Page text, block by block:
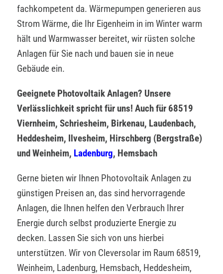
fachkompetent da. Wärmepumpen generieren aus
Strom Wärme, die Ihr Eigenheim in im Winter warm
hält und Warmwasser bereitet, wir rüsten solche
Anlagen für Sie nach und bauen sie in neue
Gebäude ein.
Geeignete Photovoltaik Anlagen? Unsere
Verlässlichkeit spricht für uns! Auch für 68519
Viernheim, Schriesheim, Birkenau, Laudenbach,
Heddesheim, Ilvesheim, Hirschberg (Bergstraße)
und Weinheim, Ladenburg, Hemsbach
Gerne bieten wir Ihnen Photovoltaik Anlagen zu
günstigen Preisen an, das sind hervorragende
Anlagen, die Ihnen helfen den Verbrauch Ihrer
Energie durch selbst produzierte Energie zu
decken. Lassen Sie sich von uns hierbei
unterstützen. Wir von Cleversolar im Raum 68519,
Weinheim, Ladenburg, Hemsbach, Heddesheim,